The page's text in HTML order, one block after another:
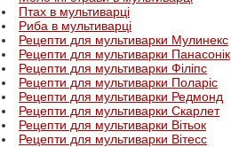
Птах в мультиварці
Риба в мультиварці
Рецепти для мультиварки Мулинекс
Рецепти для мультиварки Панасонік
Рецепти для мультиварки Філіпс
Рецепти для мультиварки Поларіс
Рецепти для мультиварки Редмонд
Рецепти для мультиварки Скарлет
Рецепти для мультиварки Вітьок
Рецепти для мультиварки Вітесс